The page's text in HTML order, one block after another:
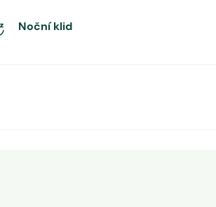
Noční klid